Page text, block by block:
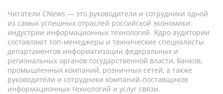
Читатели CNews — это руководители и сотрудники одной
из самых успешных отраслей российской экономики:
индустрии информационных технологий. Ядро аудитории
составляют топ-менеджеры и технические специалисты
департаментов информатизации федеральных и
региональных органов государственной власти, банков,
промышленных компаний, розничных сетей, а также
руководители и сотрудники компаний-поставщиков
информационных технологий и услуг связи.